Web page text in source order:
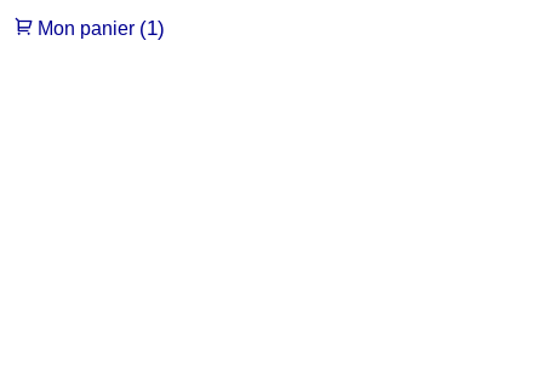
Mon panier (1)